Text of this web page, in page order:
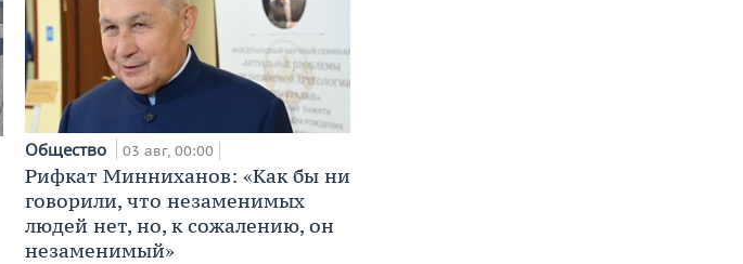
Общество 03 авг, 00:00
Рифкат Минниханов: «Как бы ни
говорили, что незаменимых
людей нет, но, к сожалению, он
незаменимый»